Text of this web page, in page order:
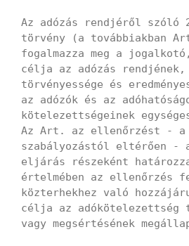
Az adózás rendjéről szóló
törvény (a továbbiakban
fogalmazza meg a
célja az adózás
törvényessége és
az adózók és az
kötelezettségeinek
Az Art. az ellenőrzést - a
szabályozástól eltérően -
eljárás részeként
értelmében az ellenőrzés
közterhekhez való
célja az adókötelezettség
vagy megsértésének